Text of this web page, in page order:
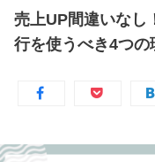
売上UP間違いなし
行を使うべき4つの